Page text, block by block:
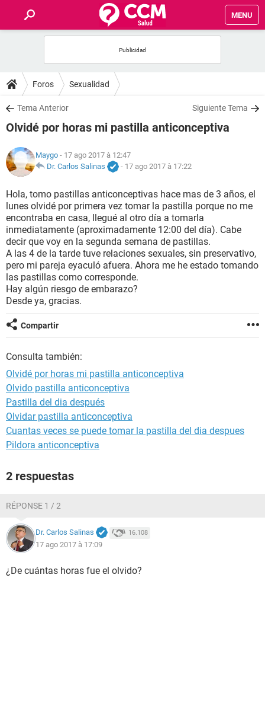
MENU
FORUMS
SALUD
NUTRICIÓN
BIENESTAR
SEXUALIDAD
GLOSARIO
Foros Sexualidad
Tema Anterior Siguiente Tema
Olvidé por horas mi pastilla anticonceptiva
Maygo - 17 ago 2017 à 12:47
Dr. Carlos Salinas
- 17 ago 2017 à 17:22
Hola, tomo pastillas anticonceptivas hace mas de 3 años, el
lunes olvidé por primera vez tomar la pastilla porque no me
encontraba en casa, llegué al otro día a tomarla
inmediatamente (aproximadamente 12:00 del día). Cabe
decir que voy en la segunda semana de pastillas.
A las 4 de la tarde tuve relaciones sexuales, sin preservativo,
pero mi pareja eyaculó afuera. Ahora me he estado tomando
las pastillas como corresponde.
Hay algún riesgo de embarazo?
Desde ya, gracias.
Compartir
Consulta también:
Olvidé por horas mi pastilla anticonceptiva
Olvido pastilla anticonceptiva
Pastilla del dia después
Olvidar pastilla anticonceptiva
Cuantas veces se puede tomar la pastilla del dia despues
Pildora anticonceptiva
2 respuestas
RÉPONSE 1 / 2
Dr. Carlos Salinas 16.108
17 ago 2017 à 17:09
¿De cuántas horas fue el olvido?